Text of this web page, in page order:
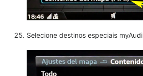
Selecione destinos especiais myAudi